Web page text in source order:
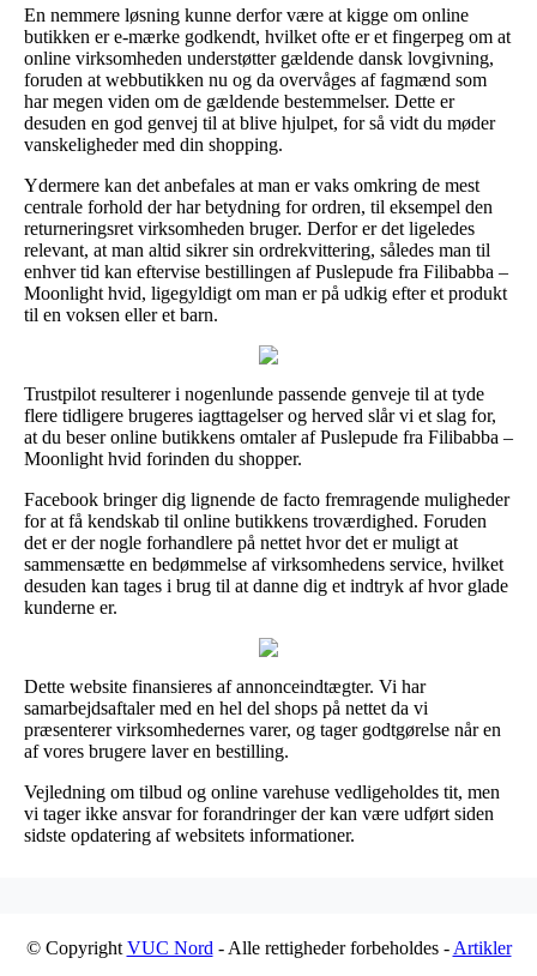
En nemmere løsning kunne derfor være at kigge om online
butikken er e-mærke godkendt, hvilket ofte er et fingerpeg om at
online virksomheden understøtter gældende dansk lovgivning,
foruden at webbutikken nu og da overvåges af fagmænd som
har megen viden om de gældende bestemmelser. Dette er
desuden en god genvej til at blive hjulpet, for så vidt du møder
vanskeligheder med din shopping.
Ydermere kan det anbefales at man er vaks omkring de mest
centrale forhold der har betydning for ordren, til eksempel den
returneringsret virksomheden bruger. Derfor er det ligeledes
relevant, at man altid sikrer sin ordrekvittering, således man til
enhver tid kan eftervise bestillingen af Puslepude fra Filibabba –
Moonlight hvid, ligegyldigt om man er på udkig efter et produkt
til en voksen eller et barn.
Trustpilot resulterer i nogenlunde passende genveje til at tyde
flere tidligere brugeres iagttagelser og herved slår vi et slag for,
at du beser online butikkens omtaler af Puslepude fra Filibabba –
Moonlight hvid forinden du shopper.
Facebook bringer dig lignende de facto fremragende muligheder
for at få kendskab til online butikkens troværdighed. Foruden
det er der nogle forhandlere på nettet hvor det er muligt at
sammensætte en bedømmelse af virksomhedens service, hvilket
desuden kan tages i brug til at danne dig et indtryk af hvor glade
kunderne er.
Dette website finansieres af annonceindtægter. Vi har
samarbejdsaftaler med en hel del shops på nettet da vi
præsenterer virksomhedernes varer, og tager godtgørelse når en
af vores brugere laver en bestilling.
Vejledning om tilbud og online varehuse vedligeholdes tit, men
vi tager ikke ansvar for forandringer der kan være udført siden
sidste opdatering af websitets informationer.
© Copyright VUC Nord - Alle rettigheder forbeholdes - Artikler